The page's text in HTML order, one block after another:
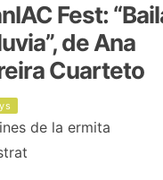
Fest:
de Ana
Cuarteto
de la ermita